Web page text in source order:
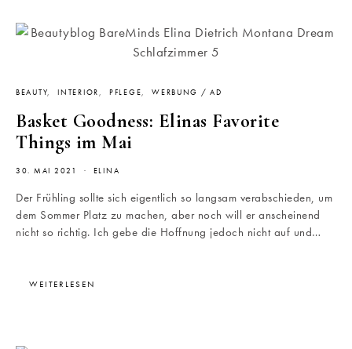
BEAUTY INTERIOR PFLEGE WERBUNG / AD
Basket Goodness: Elinas Favorite
Things im Mai
30. MAI 2021 ELINA
Der Frühling sollte sich eigentlich so langsam verabschieden, um
dem Sommer Platz zu machen, aber noch will er anscheinend
nicht so richtig. Ich gebe die Hoffnung jedoch nicht auf und…
WEITERLESEN